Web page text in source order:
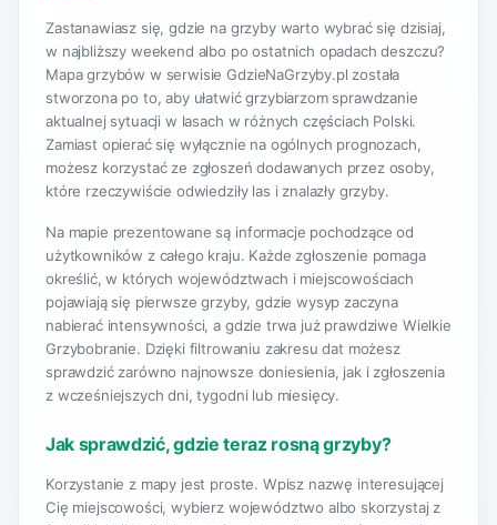
Zastanawiasz się, gdzie na grzyby warto wybrać się dzisiaj,
w najbliższy weekend albo po ostatnich opadach deszczu?
Mapa grzybów w serwisie GdzieNaGrzyby.pl została
stworzona po to, aby ułatwić grzybiarzom sprawdzanie
aktualnej sytuacji w lasach w różnych częściach Polski.
Zamiast opierać się wyłącznie na ogólnych prognozach,
możesz korzystać ze zgłoszeń dodawanych przez osoby,
które rzeczywiście odwiedziły las i znalazły grzyby.
Na mapie prezentowane są informacje pochodzące od
użytkowników z całego kraju. Każde zgłoszenie pomaga
określić, w których województwach i miejscowościach
pojawiają się pierwsze grzyby, gdzie wysyp zaczyna
nabierać intensywności, a gdzie trwa już prawdziwe Wielkie
Grzybobranie. Dzięki filtrowaniu zakresu dat możesz
sprawdzić zarówno najnowsze doniesienia, jak i zgłoszenia
z wcześniejszych dni, tygodni lub miesięcy.
Jak sprawdzić, gdzie teraz rosną grzyby?
Korzystanie z mapy jest proste. Wpisz nazwę interesującej
Cię miejscowości, wybierz województwo albo skorzystaj z